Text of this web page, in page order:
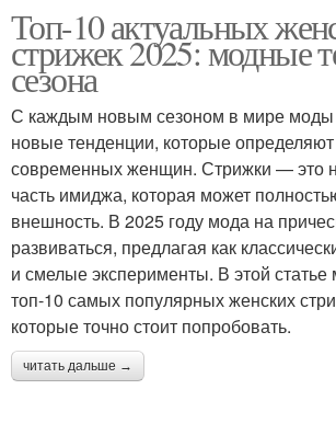
Топ-10 актуальных
стрижек 2025: модные
сезона
С каждым новым сезоном в мире моды
новые тенденции, которые
современных женщин. Стрижки — это
часть имиджа, которая может
внешность. В 2025 году мода на
развиваться, предлагая как
и смелые эксперименты. В этой
топ-10 самых популярных женских
которые точно стоит попробовать.
читать дальше →